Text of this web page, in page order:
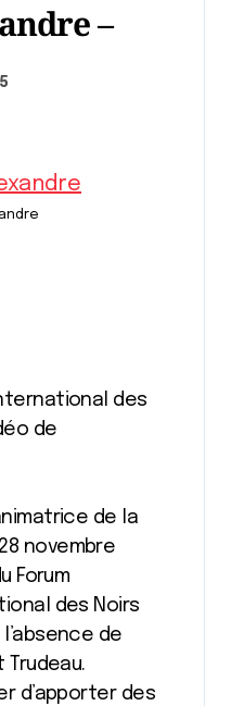
–
des
de
de la
novembre
Forum
des Noirs
de
Trudeau.
d’apporter des